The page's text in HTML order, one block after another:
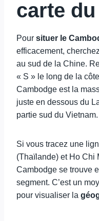
carte
Pour situer le
efficacement,
au sud de la Chine.
« S » le long de la
Cambodge est la
juste en dessous du
partie sud du Vietnam.
Si vous tracez une
(Thaïlande) et Ho Chi
Cambodge se trouve
segment. C’est un
pour visualiser la